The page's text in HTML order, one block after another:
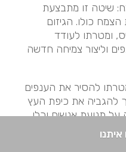
שיטה זו מתבצעת
כולו. הגיזום
ומטרתו לעודד
וליצור צמיחה חדשה
להסיר את הענפים
להגביה את כיפת העץ
על תנועת אנשים וכלי
מאפשרת יותר אור
לעץ.
איתנו